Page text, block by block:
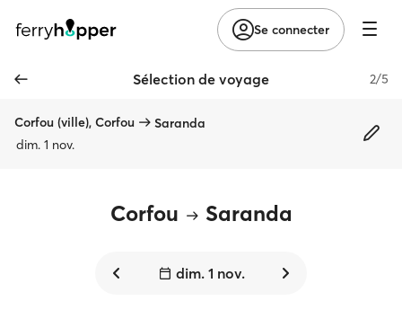
Se connecter
Sélection de voyage 2/5
Corfou (ville), Corfou
Saranda
dim. 1 nov.
Corfou Saranda
dim. 1 nov.